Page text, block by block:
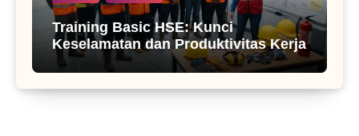
Training Basic HSE: Kunci
Keselamatan dan Produktivitas Kerja